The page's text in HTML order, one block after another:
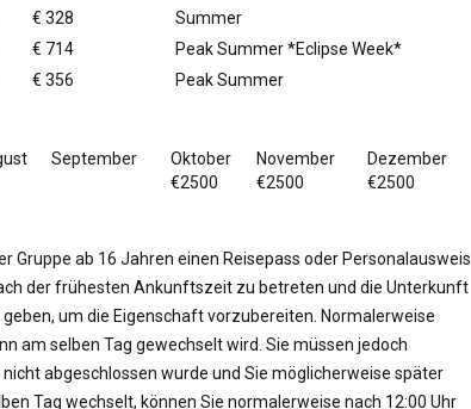
€ 328
Summer
€ 714
Peak Summer *Eclipse Week*
€ 356 Peak Summer
September Oktober November
Dezember
€2500 €2500 €2500
Gruppe ab 16 Jahren einen Reisepass oder Personalausweis.
der frühesten Ankunftszeit zu betreten und die Unterkunft
um die Eigenschaft vorzubereiten. Normalerweise
am selben Tag gewechselt wird. Sie müssen jedoch
abgeschlossen wurde und Sie möglicherweise später
Tag wechselt, können Sie normalerweise nach 12:00 Uhr